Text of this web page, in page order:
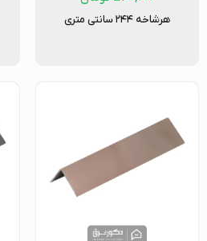
هرشاخه ۲۴۴ سانتی متری